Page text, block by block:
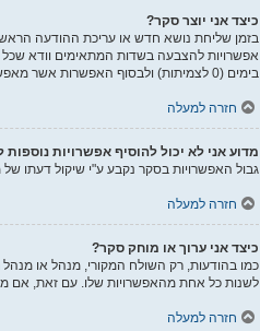
כיצד אני יוצר סקר?
בזמן שליחת נושא חדש או עריכת ההודעה
אפשרויות להצבעה בשדות המתאימים וודא
בימים (0 לצמיתות) ולבסוף האפשרות אשר מאפשרת למשתמשים לשנות את ההצבעות שלהם.
חזרה למעלה
מדוע אני לא יכול להוסיף אפשרויות
גבול האפשרויות בסקר נקבע ע"י שיקול
חזרה למעלה
כיצד אני ערוך או מוחק סקר?
כמו בהודעות, רק השולח המקורי, מנהל או
לשנות כל אחת מהאפשרויות שלו. עם זאת, אם
חזרה למעלה